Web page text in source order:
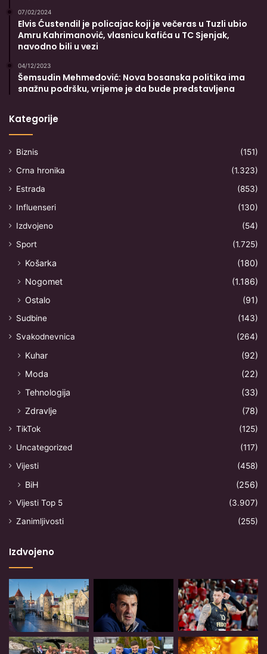
07/02/2024
Elvis Ćustendil je policajac koji je večeras u Tuzli ubio
Amru Kahrimanović, vlasnicu kafića u TC Sjenjak,
navodno bili u vezi
04/12/2023
Šemsudin Mehmedović: Nova bosanska politika ima
snažnu podršku, vrijeme je da bude predstavljena
Kategorije
Biznis
(151)
Crna hronika
(1.323)
Estrada
(853)
Influenseri
(130)
Izdvojeno
(54)
Sport
(1.725)
Košarka
(180)
Nogomet
(1.186)
Ostalo
(91)
Sudbine
(143)
Svakodnevnica
(264)
Kuhar
(92)
Moda
(22)
Tehnologija
(33)
Zdravlje
(78)
TikTok
(125)
Uncategorized
(117)
Vijesti
(458)
BiH (256)
Vijesti Top 5
(3.907)
Zanimljivosti
(255)
Izdvojeno